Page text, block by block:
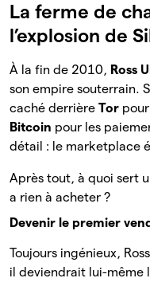
La ferme de
l’explosion de
À la fin de 2010, Ross
son empire souterrain.
caché derrière Tor
Bitcoin pour les
détail : le marketplace
Après tout, à quoi sert
a rien à acheter ?
Devenir le premier
Toujours ingénieux,
il deviendrait lui-même